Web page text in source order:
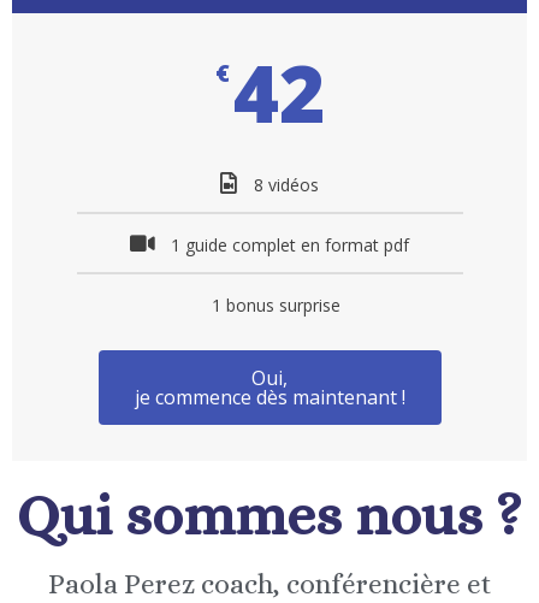
€42
8 vidéos
1 guide complet en format pdf
1 bonus surprise
Oui,
je commence dès maintenant !
Qui sommes nous ?
Paola Perez coach, conférencière et